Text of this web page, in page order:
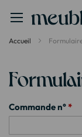
Accueil
Commande n°*